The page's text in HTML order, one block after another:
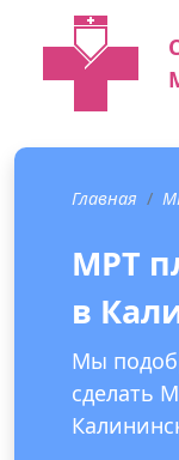
Главная
МРТ
в
Мы
сделать